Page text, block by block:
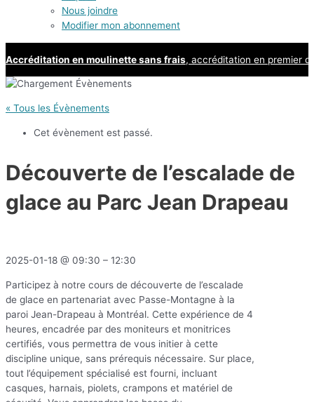
Nous joindre
Modifier mon abonnement
Accréditation en moulinette sans frais, accréditation en premier
« Tous les Évènements
Cet évènement est passé.
Découverte de l’escalade de
glace au Parc Jean Drapeau
2025-01-18 @ 09:30 – 12:30
Participez à notre cours de découverte de l’escalade
de glace en partenariat avec Passe-Montagne à la
paroi Jean-Drapeau à Montréal. Cette expérience de 4
heures, encadrée par des moniteurs et monitrices
certifiés, vous permettra de vous initier à cette
discipline unique, sans prérequis nécessaire. Sur place,
tout l’équipement spécialisé est fourni, incluant
casques, harnais, piolets, crampons et matériel de